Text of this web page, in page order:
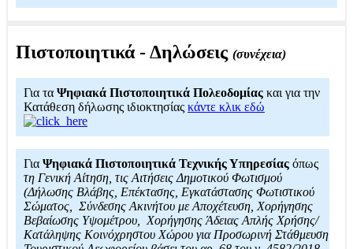
Πιστοποιητικά - Δηλώσεις (συνέχεια)
Για τα Ψηφιακά Πιστοποιητικά Πολεοδομίας και για την
Κατάθεση δήλωσης ιδιοκτησίας κάντε κλικ εδώ
Για Ψηφιακά Πιστοποιητικά Τεχνικής Υπηρεσίας όπως
τη Γενική Αίτηση, τις Αιτήσεις Δημοτικού Φωτισμού
(Δήλωσης Βλάβης, Επέκτασης, Εγκατάστασης Φωτιστικού
Σώματος, Σύνδεσης Ακινήτου με Αποχέτευση, Χορήγησης
Βεβαίωσης Υψομέτρου, Χορήγησης Άδειας Απλής Χρήσης/
Κατάληψης Κοινόχρηστου Χώρου για Προσωρινή Στάθμευση